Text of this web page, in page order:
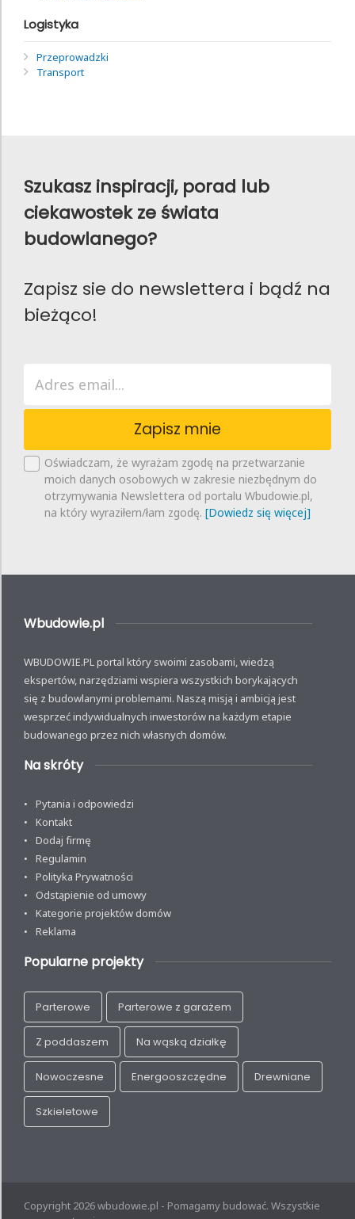
Logistyka
Przeprowadzki
Transport
Szukasz inspiracji, porad lub
ciekawostek ze świata
budowlanego?
Zapisz sie do newslettera i bądź na
bieżąco!
Zapisz mnie
Oświadczam, że wyrażam zgodę na przetwarzanie
moich danych osobowych w zakresie niezbędnym do
otrzymywania Newslettera od portalu Wbudowie.pl,
na który wyraziłem/łam zgodę. [Dowiedz się więcej]
Wbudowie.pl
WBUDOWIE.PL portal który swoimi zasobami, wiedzą
ekspertów, narzędziami wspiera wszystkich borykających
się z budowlanymi problemami. Naszą misją i ambicją jest
wesprzeć indywidualnych inwestorów na każdym etapie
budowanego przez nich własnych domów.
Na skróty
Pytania i odpowiedzi
Kontakt
Dodaj firmę
Regulamin
Polityka Prywatności
Odstąpienie od umowy
Kategorie projektów domów
Reklama
Popularne projekty
Parterowe Parterowe z garażem
Z poddaszem Na wąską działkę
Nowoczesne Energooszczędne Drewniane
Szkieletowe
Copyright 2026 wbudowie.pl - Pomagamy budować. Wszystkie